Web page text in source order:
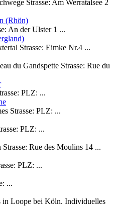
Strasse: Am Werratalsee 2
(Rhön)
An der Ulster 1 ...
Strasse: Eimke Nr.4 ...
du Gandspette Strasse: Rue du
PLZ: ...
Strasse: PLZ: ...
PLZ: ...
Rue des Moulins 14 ...
PLZ: ...
...
in Loope bei Köln. Individuelles